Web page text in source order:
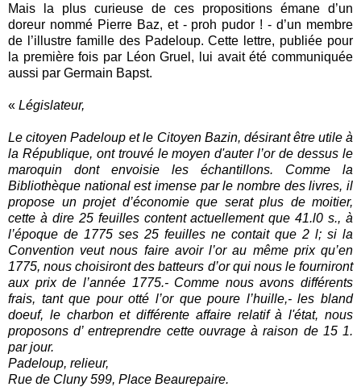
Mais la plus curieuse de ces propositions émane d’un
doreur nommé Pierre Baz, et - proh pudor ! - d’un membre
de l’illustre famille des Padeloup. Cette lettre, publiée pour
la première fois par Léon Gruel, lui avait été communiquée
aussi par Germain Bapst.
« Législateur,
Le citoyen Padeloup et le Citoyen Bazin, désirant être utile à
la République, ont trouvé le moyen d'auter l’or de dessus le
maroquin dont envoisie les échantillons. Comme la
Bibliothèque national est imense par le nombre des livres, il
propose un projet d’économie que serat plus de moitier,
cette à dire 25 feuilles content actuellement que 41.l0 s., à
l’époque de 1775 ses 25 feuilles ne contait que 2 l; si la
Convention veut nous faire avoir l’or au même prix qu’en
1775, nous choisiront des batteurs d’or qui nous le fourniront
aux prix de l’année 1775.- Comme nous avons différents
frais, tant que pour otté l’or que poure l’huille,- les bland
doeuf, le charbon et différente affaire relatif à l'état, nous
proposons d’ entreprendre cette ouvrage à raison de 15 1.
par jour.
Padeloup, relieur,
Rue de Cluny 599, Place Beaurepaire.